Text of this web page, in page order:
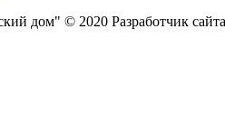
дом" © 2020 Разработчик